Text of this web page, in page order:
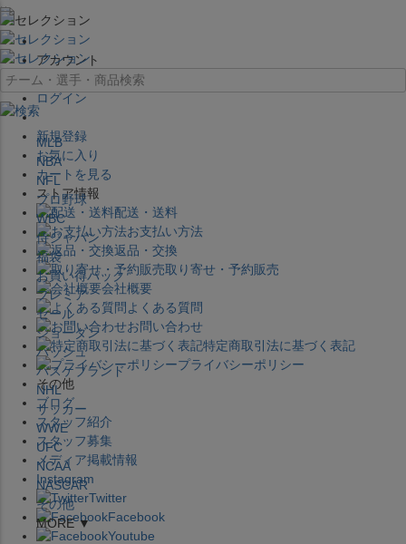
×
アカウント
ログイン
新規登録
お気に入り
カートを見る
ストア情報
配送・送料
お支払い方法
返品・交換
取り寄せ・予約販売
会社概要
よくある質問
お問い合わせ
特定商取引法に基づく表記
プライバシーポリシー
その他
ブログ
スタッフ紹介
スタッフ募集
メディア掲載情報
Instagram
Twitter
Facebook
Youtube
MLB
NBA
NFL
プロ野球
WBC
侍ジャパン
福袋
お買い得パック
プレミア
セール
ジョーダン
バッシュ
バスケブランド
NHL
サッカー
WWE
UFC
NCAA
NASCAR
その他
MORE ▼